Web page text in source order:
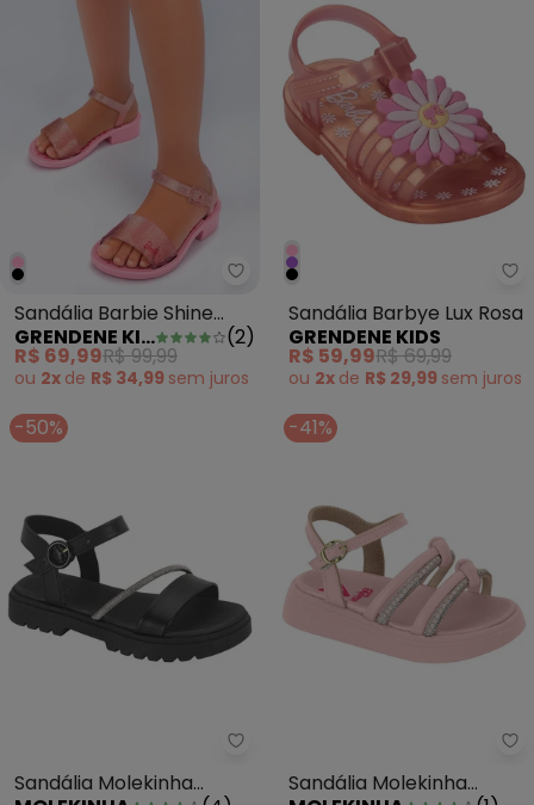
Grendene Kids - Sandália
Sandália Barbie Shine
Beauty Rosa GRENDENE KIDS (2)
R$ 69,99R$ 99,99
ou 2x de R$ 34,99 sem juros
Sandália Barbye Lux Rosa
GRENDENE KIDS
R$ 59,99R$ 69,99
ou 2x de R$ 29,99 sem juros
-50%
Sandália Molekinha (Preta)
Sandália Molekinha
-41%
Sandália Molekinha